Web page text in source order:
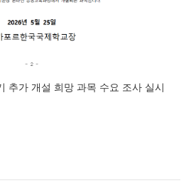
추가 개설 희망 과목 수요 조사 실시